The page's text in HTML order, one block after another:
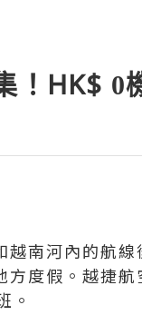
！HK$ 0
南河內的航
方度假。越捷
。